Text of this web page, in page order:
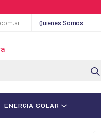
Quienes Somos
ENERGIA SOLAR